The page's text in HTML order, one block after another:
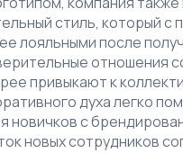
стиль, который с
лояльными после
отношения
привыкают к
духа легко
новичков с
новых сотрудников